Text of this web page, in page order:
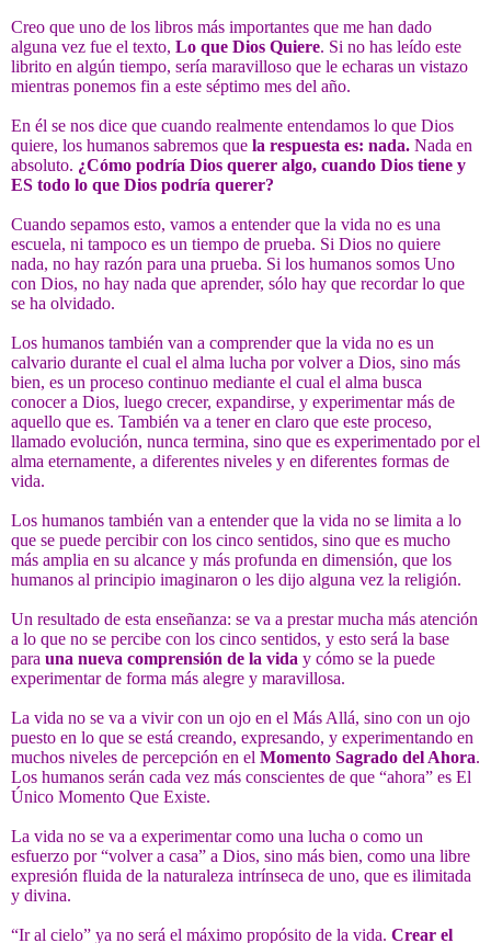
Creo que uno de los libros más importantes que me han dado
alguna vez fue el texto, Lo que Dios Quiere. Si no has leído este
librito en algún tiempo, sería maravilloso que le echaras un vistazo
mientras ponemos fin a este séptimo mes del año.
En él se nos dice que cuando realmente entendamos lo que Dios
quiere, los humanos sabremos que la respuesta es: nada. Nada en
absoluto. ¿Cómo podría Dios querer algo, cuando Dios tiene y
ES todo lo que Dios podría querer?
Cuando sepamos esto, vamos a entender que la vida no es una
escuela, ni tampoco es un tiempo de prueba. Si Dios no quiere
nada, no hay razón para una prueba. Si los humanos somos Uno
con Dios, no hay nada que aprender, sólo hay que recordar lo que
se ha olvidado.
Los humanos también van a comprender que la vida no es un
calvario durante el cual el alma lucha por volver a Dios, sino más
bien, es un proceso continuo mediante el cual el alma busca
conocer a Dios, luego crecer, expandirse, y experimentar más de
aquello que es. También va a tener en claro que este proceso,
llamado evolución, nunca termina, sino que es experimentado por el
alma eternamente, a diferentes niveles y en diferentes formas de
vida.
Los humanos también van a entender que la vida no se limita a lo
que se puede percibir con los cinco sentidos, sino que es mucho
más amplia en su alcance y más profunda en dimensión, que los
humanos al principio imaginaron o les dijo alguna vez la religión.
Un resultado de esta enseñanza: se va a prestar mucha más atención
a lo que no se percibe con los cinco sentidos, y esto será la base
para una nueva comprensión de la vida y cómo se la puede
experimentar de forma más alegre y maravillosa.
La vida no se va a vivir con un ojo en el Más Allá, sino con un ojo
puesto en lo que se está creando, expresando, y experimentando en
muchos niveles de percepción en el Momento Sagrado del Ahora.
Los humanos serán cada vez más conscientes de que “ahora” es El
Único Momento Que Existe.
La vida no se va a experimentar como una lucha o como un
esfuerzo por “volver a casa” a Dios, sino más bien, como una libre
expresión fluida de la naturaleza intrínseca de uno, que es ilimitada
y divina.
“Ir al cielo” ya no será el máximo propósito de la vida. Crear el